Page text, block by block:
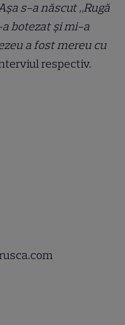
s-a născut „Rugă
botezat şi mi-a
a fost mereu cu
respectiv.